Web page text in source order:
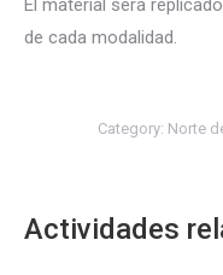
El material será
de cada modalidad.
Category: Norte
Actividades